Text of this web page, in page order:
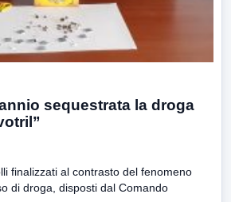
sequestrata la droga
finalizzati al contrasto del fenomeno
di droga, disposti dal Comando